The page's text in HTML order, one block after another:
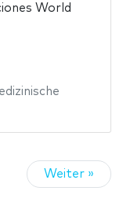
World
Weiter »